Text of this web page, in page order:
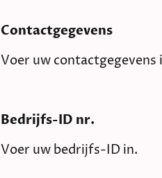
Contactgegevens
Voer uw contactgegevens
Bedrijfs-ID nr.
Voer uw bedrijfs-ID in.